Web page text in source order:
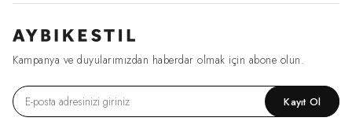
Kampanya ve duyularımızdan haberdar olmak için abone olun.
Kayıt Ol